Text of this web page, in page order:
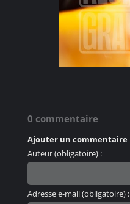
0 commentaire
Ajouter un commentaire
Auteur (obligatoire) :
Adresse e-mail (obligatoire) :